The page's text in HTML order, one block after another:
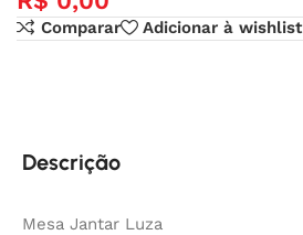
Comparar Adicionar à wishlist
Descrição
Mesa Jantar Luza